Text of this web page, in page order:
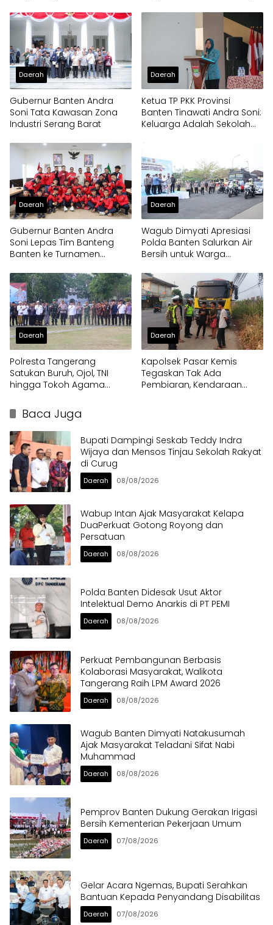
Panongan
Daerah
Gubernur Banten Andra
Soni Tata Kawasan Zona
Industri Serang Barat
Daerah
Ketua TP PKK Provinsi
Banten Tinawati Andra Soni:
Keluarga Adalah Sekolah
Daerah
Gubernur Banten Andra
Soni Lepas Tim Banteng
Banten ke Turnamen
Daerah
Wagub Dimyati Apresiasi
Polda Banten Salurkan Air
Bersih untuk Warga
Daerah
Polresta Tangerang
Satukan Buruh, Ojol, TNI
hingga Tokoh Agama
Daerah
Kapolsek Pasar Kemis
Tegaskan Tak Ada
Pembiaran, Kendaraan
Baca Juga
Bupati Dampingi Seskab Teddy Indra
Wijaya dan Mensos Tinjau Sekolah Rakyat
di Curug
Daerah 08/08/2026
Wabup Intan Ajak Masyarakat Kelapa
DuaPerkuat Gotong Royong dan
Persatuan
Daerah 08/08/2026
Polda Banten Didesak Usut Aktor
Intelektual Demo Anarkis di PT PEMI
Daerah 08/08/2026
Perkuat Pembangunan Berbasis
Kolaborasi Masyarakat, Walikota
Tangerang Raih LPM Award 2026
Daerah 08/08/2026
Wagub Banten Dimyati Natakusumah
Ajak Masyarakat Teladani Sifat Nabi
Muhammad
Daerah 08/08/2026
Pemprov Banten Dukung Gerakan Irigasi
Bersih Kementerian Pekerjaan Umum
Daerah 07/08/2026
Gelar Acara Ngemas, Bupati Serahkan
Bantuan Kepada Penyandang Disabilitas
Daerah 07/08/2026